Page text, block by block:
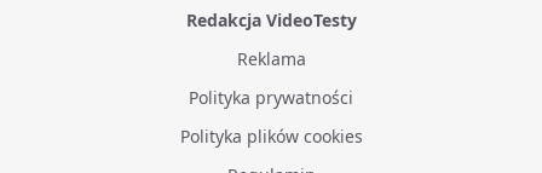
Redakcja VideoTesty
Reklama
Polityka prywatności
Polityka plików cookies